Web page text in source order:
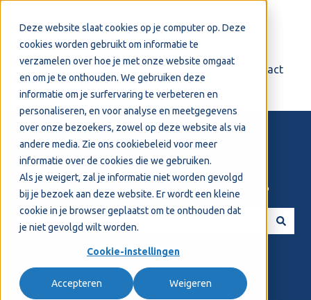
Deze website slaat cookies op je computer op. Deze
cookies worden gebruikt om informatie te
verzamelen over hoe je met onze website omgaat
en om je te onthouden. We gebruiken deze
informatie om je surfervaring te verbeteren en
personaliseren, en voor analyse en meetgegevens
over onze bezoekers, zowel op deze website als via
andere media. Zie ons cookiebeleid voor meer
informatie over de cookies die we gebruiken.
Als je weigert, zal je informatie niet worden gevolgd
bij je bezoek aan deze website. Er wordt een kleine
cookie in je browser geplaatst om te onthouden dat
je niet gevolgd wilt worden.
Cookie-instellingen
Accepteren Weigeren
Support Contact
Welkom! Hoe kunnen we je helpen?